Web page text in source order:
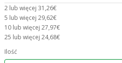
2 lub więcej 31,26€
5 lub więcej 29,62€
10 lub więcej 27,97€
25 lub więcej 24,68€
Ilość